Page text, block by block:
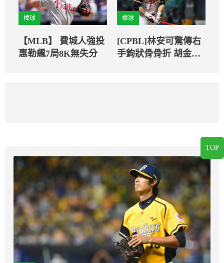
棒球
【MLB】 費城人強投
惠勒飆7局8K無失分
棒球
[CPBL]林安可驚傳右
手鉤狀骨骨折 胡金龍
TOP